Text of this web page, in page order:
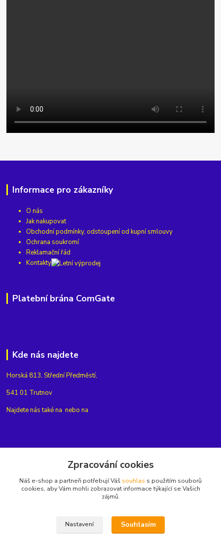
Informace pro zákazníky
O nás
Jak nakupovat
Obchodní podmínky, odstoupení od kupní smlouvy
Ochrana soukromí
Reklamační řád
Kontakty
Platební brána ComGate
Kde nás najdete
Horská 813, Střední Předměstí,
541 01 Trutnov
Najdete nás také na nebo na
+420775654704
Zpracování cookies
Náš e-shop a partneři potřebují Váš souhlas s použitím souborů
cookies, aby Vám mohli zobrazovat informace týkající se Vašich
zájmů.
Nastavení Souhlasím